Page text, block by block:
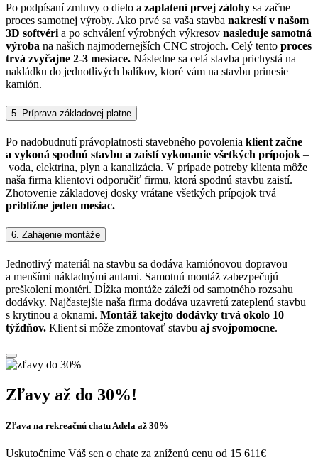
Po podpísaní zmluvy o dielo a zaplatení prvej zálohy sa začne
proces samotnej výroby. Ako prvé sa vaša stavba nakreslí v našom
3D softvéri a po schválení výrobných výkresov nasleduje samotná
výroba na našich najmodernejších CNC strojoch. Celý tento proces
trvá zvyčajne 2-3 mesiace. Následne sa celá stavba prichystá na
nakládku do jednotlivých balíkov, ktoré vám na stavbu prinesie
kamión.
5. Príprava základovej platne
Po nadobudnutí právoplatnosti stavebného povolenia klient začne
a vykoná spodnú stavbu a zaistí vykonanie všetkých prípojok –
voda, elektrina, plyn a kanalizácia. V prípade potreby klienta môže
naša firma klientovi odporučiť firmu, ktorá spodnú stavbu zaistí.
Zhotovenie základovej dosky vrátane všetkých prípojok trvá
približne jeden mesiac.
6. Zahájenie montáže
Jednotlivý materiál na stavbu sa dodáva kamiónovou dopravou
a menšími nákladnými autami. Samotnú montáž zabezpečujú
preškolení montéri. Dĺžka montáže záleží od samotného rozsahu
dodávky. Najčastejšie naša firma dodáva uzavretú zateplenú stavbu
s krytinou a oknami. Montáž takejto dodávky trvá okolo 10
týždňov. Klient si môže zmontovať stavbu aj svojpomocne.
Zľavy až do 30%!
Zľava na rekreačnú chatu Adela až 30%
Uskutočníme Váš sen o chate za zníženú cenu od 15 611€